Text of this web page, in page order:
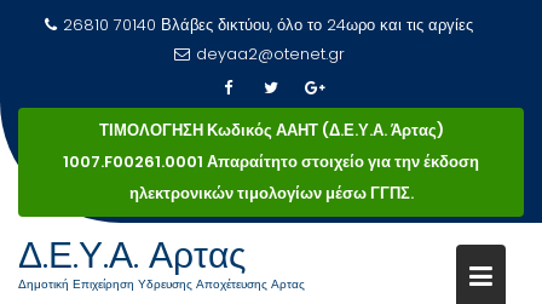
περιεχόμενο
26810 70140 Βλάβες δικτύου, όλο το 24ωρο και τις αργίες
deyaa2@otenet.gr
ΤΙΜΟΛΟΓΗΣΗ Κωδικός ΑΑΗΤ (Δ.Ε.Υ.Α. Άρτας)
1007.F00261.0001 Απαραίτητο στοιχείο για την έκδοση
ηλεκτρονικών τιμολογίων μέσω ΓΓΠΣ.
Δ.Ε.Υ.Α. Αρτας
Δημοτική Επιχείρηση Υδρευσης Αποχέτευσης Αρτας
ΣΥΝΤΆΚΤΗΣ:ΝΙΚΌΛΑΟΣ
ΤΡΙΑΝΤΑΦΥΛΛΆΚΗΣ